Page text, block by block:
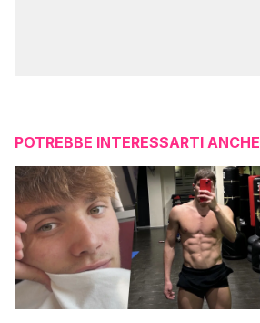
POTREBBE INTERESSARTI ANCHE